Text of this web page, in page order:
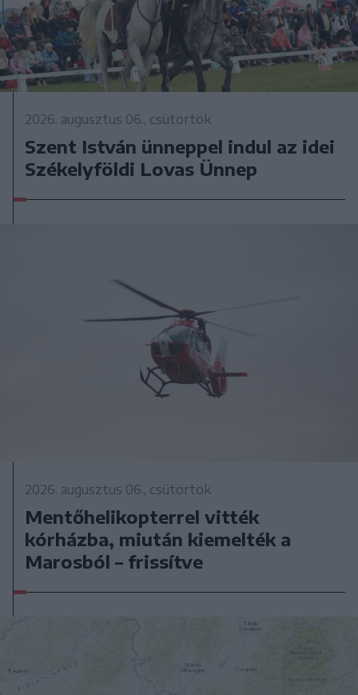
2026. augusztus 06., csütörtök
Szent István ünneppel indul az idei
Székelyföldi Lovas Ünnep
2026. augusztus 06., csütörtök
Mentőhelikopterrel vitték
kórházba, miután kiemelték a
Marosból – frissítve